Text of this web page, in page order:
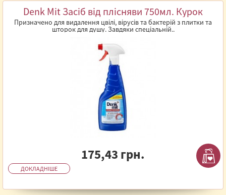
Denk Mit Засіб від плісняви 750мл. Курок
Призначено для видалення цвілі, вірусів та бактерій з плитки та
шторок для душу. Завдяки спеціальній..
175,43 грн.
ДОКЛАДНІШЕ